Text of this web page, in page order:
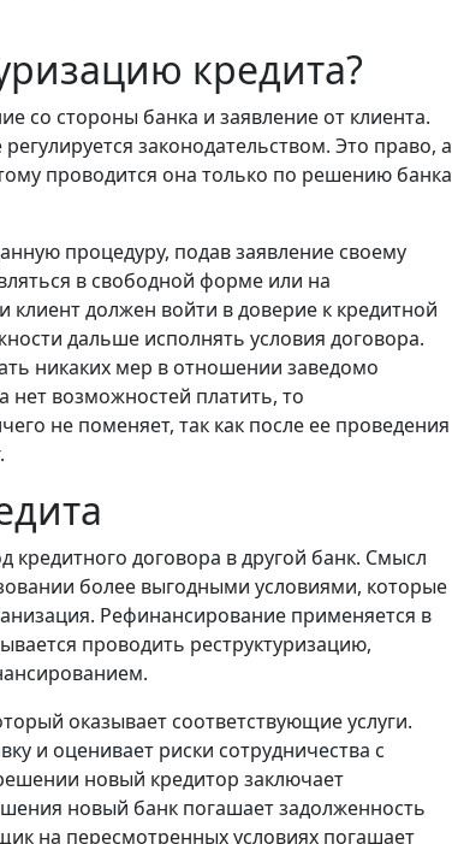
кредита?
со стороны банка и заявление от клиента.
законодательством. Это право, а
проводится она только по решению банка
процедуру, подав заявление своему
в свободной форме или на
должен войти в доверие к кредитной
дальше исполнять условия договора.
никаких мер в отношении заведомо
нет возможностей платить, то
не поменяет, так как после ее проведения
договора в другой банк. Смысл
более выгодными условиями, которые
Рефинансирование применяется в
проводить реструктуризацию,
оказывает соответствующие услуги.
и оценивает риски сотрудничества с
новый кредитор заключает
новый банк погашает задолженность
на пересмотренных условиях погашает